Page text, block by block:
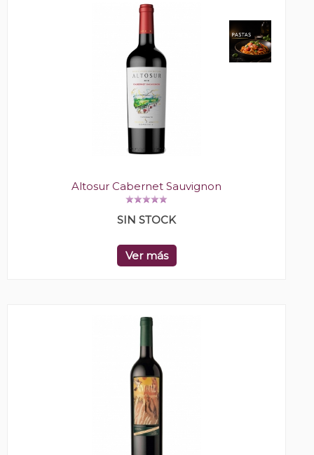
Altosur Cabernet Sauvignon
SIN STOCK
Ver más